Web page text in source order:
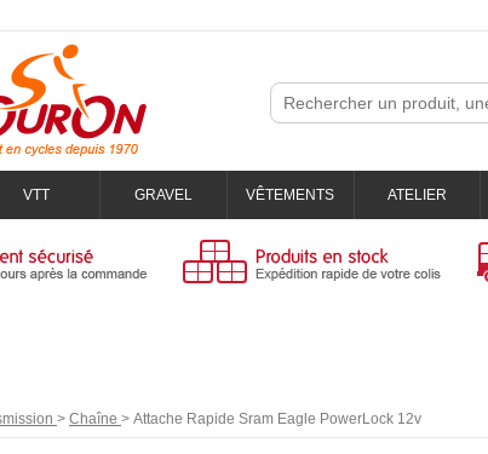
VTT GRAVEL VÊTEMENTS ATELIER
> Chaîne > Attache Rapide Sram Eagle PowerLock 12v